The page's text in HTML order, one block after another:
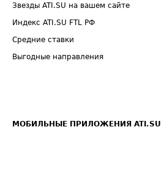
Звезды ATI.SU на вашем сайте
Индекс ATI.SU FTL РФ
Средние ставки
Выгодные направления
МОБИЛЬНЫЕ ПРИЛОЖЕНИЯ ATI.SU